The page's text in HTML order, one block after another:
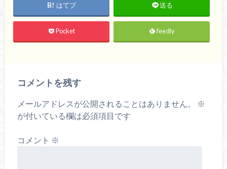
はてブ 送る
Pocket feedly
コメントを残す
メールアドレスが公開されることはありません。
※
が付いている欄は必須項目です
コメント ※